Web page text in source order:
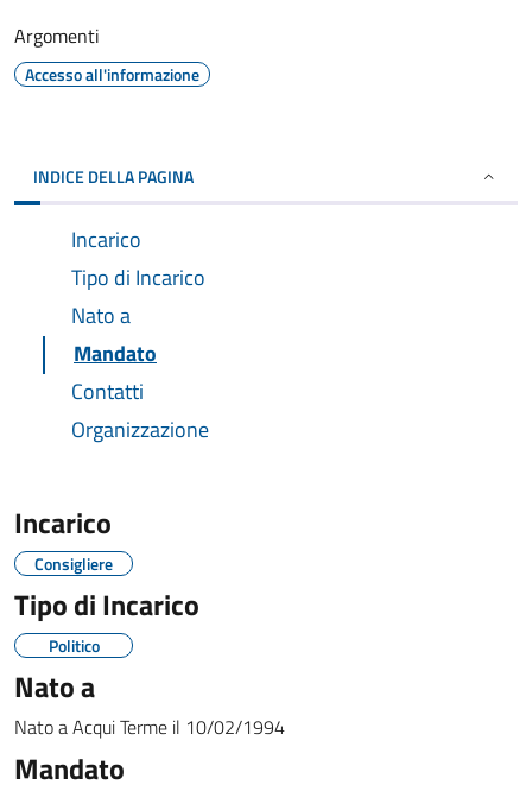
Argomenti
Accesso all'informazione
INDICE DELLA PAGINA
Incarico
Tipo di Incarico
Nato a
Mandato
Contatti
Organizzazione
Incarico
Consigliere
Tipo di Incarico
Politico
Nato a
Nato aAcqui Terme il 10/02/1994
Mandato